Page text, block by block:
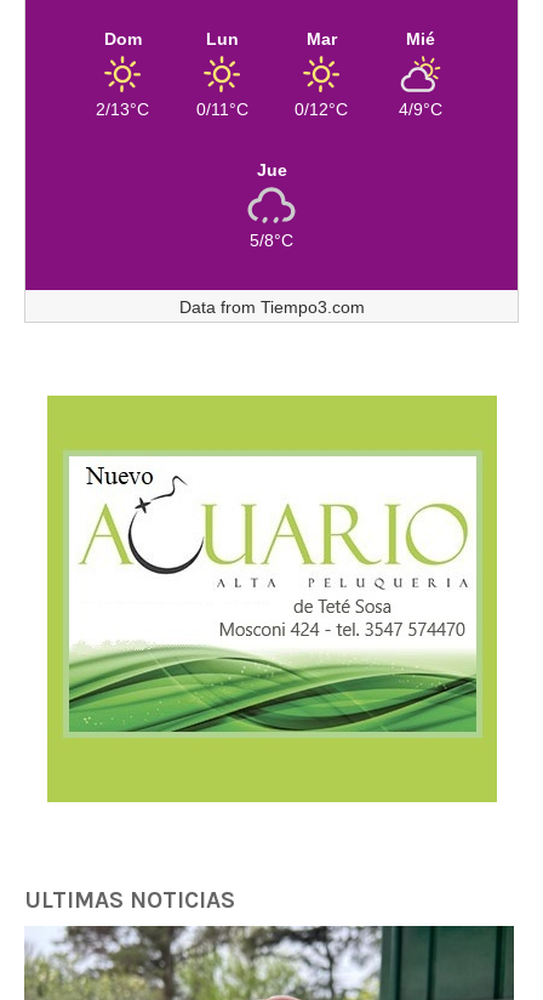
Dom
2/13°C
Lun
0/11°C
Mar
0/12°C
Mié
4/9°C
Jue
5/8°C
Data from Tiempo3.com
ULTIMAS NOTICIAS